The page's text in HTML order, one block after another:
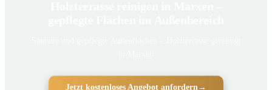
Jetzt kostenloses Angebot anfordern→